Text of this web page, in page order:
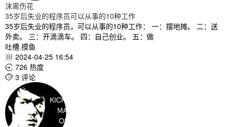
沫离伤花
35岁后失业的程序员可以从事的10种工作
35岁后失业的程序员，可以从事的10种工作： 一：摆地摊。 二：送
外卖。 三：开滴滴车。 四：自己创业。 五：做
吐槽.摸鱼
 2024-04-25 16:54
 726 热度
 3 评论